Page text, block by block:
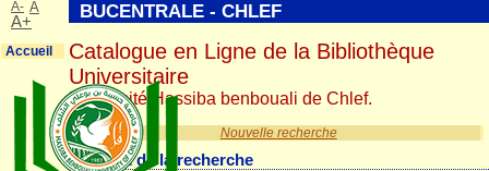
Nouvelle recherche
Résultat de la recherche
BUCENTRALE - CHLEF
Catalogue en Ligne de la Bibliothèque
Universitaire
Université Hassiba benbouali de Chlef.
A- A
A+
Accueil